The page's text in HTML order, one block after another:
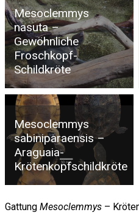
Mesoclemmys
nasuta –
Gewöhnliche
Froschkopf-
Schildkröte
Mesoclemmys
sabiniparaensis –
Araguaia-
Krötenkopfschildkröte
Gattung Mesoclemmys –